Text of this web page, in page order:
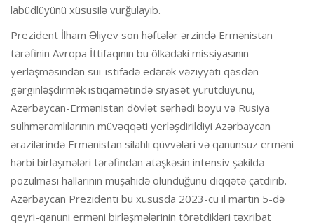
labüdlüyünü xüsusilə vurğulayıb.
Prezident İlham Əliyev son həftələr ərzində Ermənistan
tərəfinin Avropa İttifaqının bu ölkədəki missiyasının
yerləşməsindən sui-istifadə edərək vəziyyəti qəsdən
gərginləşdirmək istiqamətində siyasət yürütdüyünü,
Azərbaycan-Ermənistan dövlət sərhədi boyu və Rusiya
sülhməramlılarının müvəqqəti yerləşdirildiyi Azərbaycan
ərazilərində Ermənistan silahlı qüvvələri və qanunsuz erməni
hərbi birləşmələri tərəfindən atəşkəsin intensiv şəkildə
pozulması hallarının müşahidə olunduğunu diqqətə çatdırıb.
Azərbaycan Prezidenti bu xüsusda 2023-cü il martın 5-də
qeyri-qanuni erməni birləşmələrinin törətdikləri təxribat